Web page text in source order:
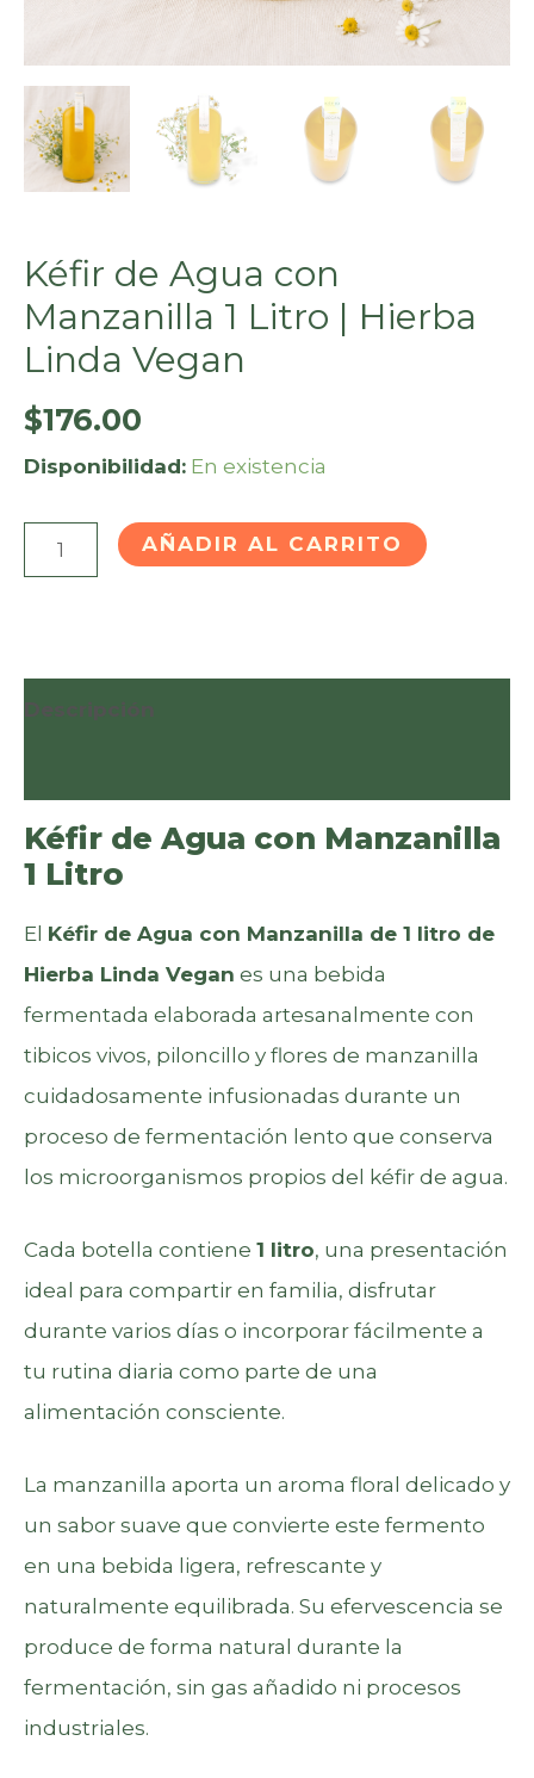
Kéfir de Agua con
Manzanilla 1 Litro | Hierba
Linda Vegan
$176.00
Disponibilidad: En existencia
Kéfir
de
|
Hierba
Vegan
cantidad
AÑADIR AL CARRITO
Kéfir de Agua con Manzanilla
1 Litro
El Kéfir de Agua con Manzanilla de 1 litro de
Hierba Linda Vegan es una bebida
fermentada elaborada artesanalmente con
tibicos vivos, piloncillo y flores de manzanilla
cuidadosamente infusionadas durante un
proceso de fermentación lento que conserva
los microorganismos propios del kéfir de agua.
Cada botella contiene 1 litro, una presentación
ideal para compartir en familia, disfrutar
durante varios días o incorporar fácilmente a
tu rutina diaria como parte de una
alimentación consciente.
La manzanilla aporta un aroma floral delicado y
un sabor suave que convierte este fermento
en una bebida ligera, refrescante y
naturalmente equilibrada. Su efervescencia se
produce de forma natural durante la
fermentación, sin gas añadido ni procesos
industriales.